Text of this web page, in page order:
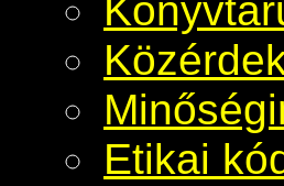
Etikai